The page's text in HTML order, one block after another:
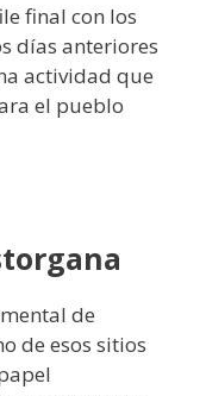
final con los
días anteriores
actividad que
el pueblo
de
de esos sitios